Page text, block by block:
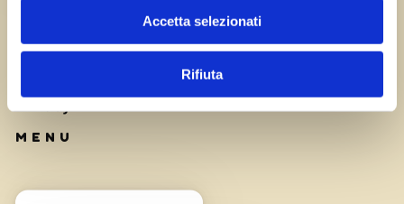
Accetta selezionati
Rifiuta